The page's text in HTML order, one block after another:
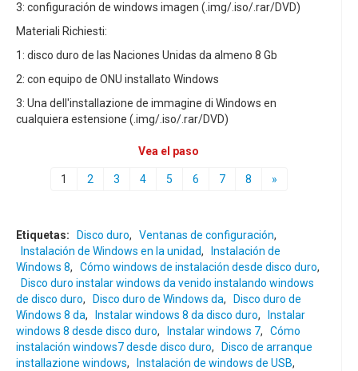
3: configuración de windows imagen (.img/.iso/.rar/DVD)
Materiali Richiesti:
1: disco duro de las Naciones Unidas da almeno 8 Gb
2: con equipo de ONU installato Windows
3: Una dell'installazione de immagine di Windows en
cualquiera estensione (.img/.iso/.rar/DVD)
Vea el paso
1 2 3 4 5 6 7 8 »
Etiquetas: Disco duro, Ventanas de configuración,
Instalación de Windows en la unidad,
Instalación de
Windows 8, Cómo windows de instalación desde disco duro,
Disco duro instalar windows da venido instalando windows
de disco duro, Disco duro de Windows da,
Disco duro de
Windows 8 da, Instalar windows 8 da disco duro,
Instalar
windows 8 desde disco duro, Instalar windows 7,
Cómo
instalación windows7 desde disco duro,
Disco de arranque
installazione windows, Instalación de windows de USB,